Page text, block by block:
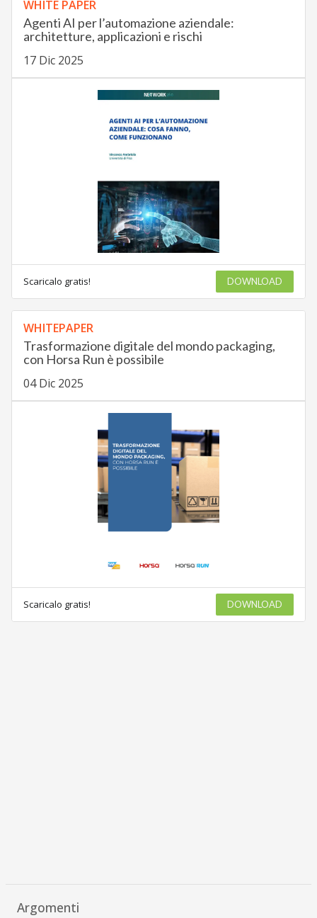
WHITE PAPER
Agenti AI per l’automazione aziendale:
architetture, applicazioni e rischi
17 Dic 2025
Scaricalo gratis! DOWNLOAD
WHITEPAPER
Trasformazione digitale del mondo packaging,
con Horsa Run è possibile
04 Dic 2025
Scaricalo gratis! DOWNLOAD
Argomenti